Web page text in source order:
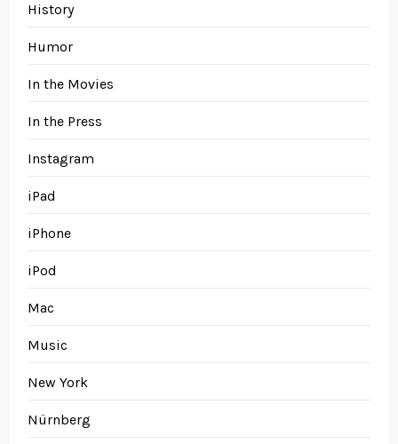
History
Humor
In the Movies
In the Press
Instagram
iPad
iPhone
iPod
Mac
Music
New York
Nürnberg